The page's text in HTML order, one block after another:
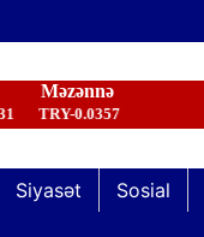
Siyasət Sosial